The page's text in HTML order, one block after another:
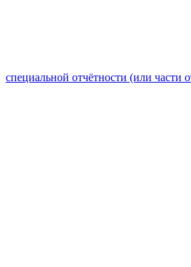
специальной отчётности (или части